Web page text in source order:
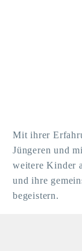
Mit ihrer
Jüngeren und
weitere Kinder
und ihre
begeistern.